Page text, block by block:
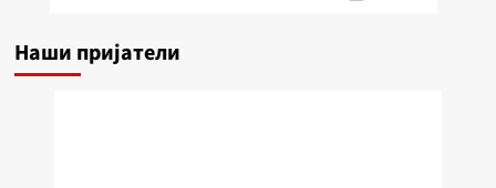
Наши пријатели